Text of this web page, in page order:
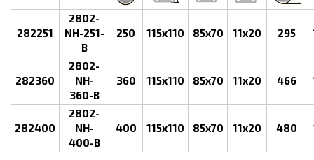
282251
2802-
NH-251-
B
250 115x110 85x70 11x20 295
282360
2802-
NH-
360-B
360 115x110 85x70 11x20 466
282400
2802-
NH-
400-B
400 115x110 85x70 11x20 480